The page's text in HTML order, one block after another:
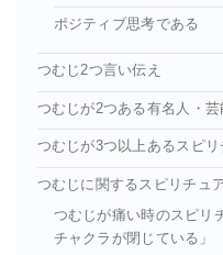
ポジティブ思考である
つむじ2つ言い伝え
つむじが2つある有名人・芸
つむじが3つ以上あるスピ
つむじに関するスピリチュ
つむじが痛い時のスピリ
チャクラが閉じている」